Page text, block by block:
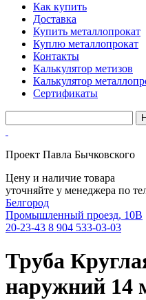
Как купить
Доставка
Купить металлопрокат
Куплю металлопрокат
Контакты
Калькулятор метизов
Калькулятор
Сертификаты
Проект Павла Бычковского
Цену и наличие товара
уточняйте у менеджера по
Белгород
Промышленный проезд, 10В
20-23-43 8 904 533-03-03
Труба
наружний 14